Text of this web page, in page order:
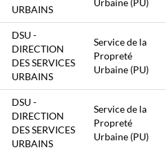
URBAINS
Urbaine (PU)
DSU -
DIRECTION
DES SERVICES
URBAINS
Service de la
Propreté
Urbaine (PU)
DSU -
DIRECTION
DES SERVICES
URBAINS
Service de la
Propreté
Urbaine (PU)